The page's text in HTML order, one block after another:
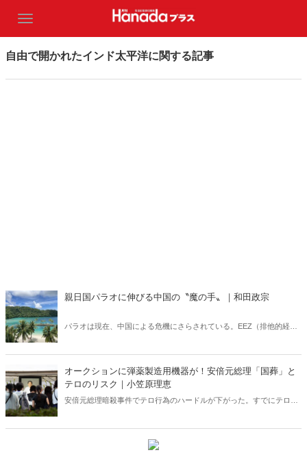
自由で開かれたインド太平洋に関する記事
親日国パラオに伸びる中国の〝魔の手〟｜和田政宗
パラオは現在、中国による危機にさらされている。EEZ（排他的経済
オークションに弾薬製造用機器が！安倍元総理「国葬」と
テロのリスク｜小笠原理恵
安倍元総理暗殺事件でテロ行為のハードルが下がった。すでにテロリ
也容疑者のように一人静かに自宅で銃弾や砲弾等の爆発物を作ってい
る人物がどこかにいる可能性は否めない。